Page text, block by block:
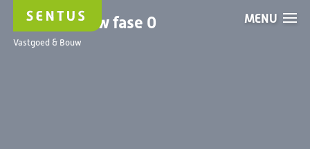
Vastgoed & Bouw
MENU
17 Foto bouw fase 0